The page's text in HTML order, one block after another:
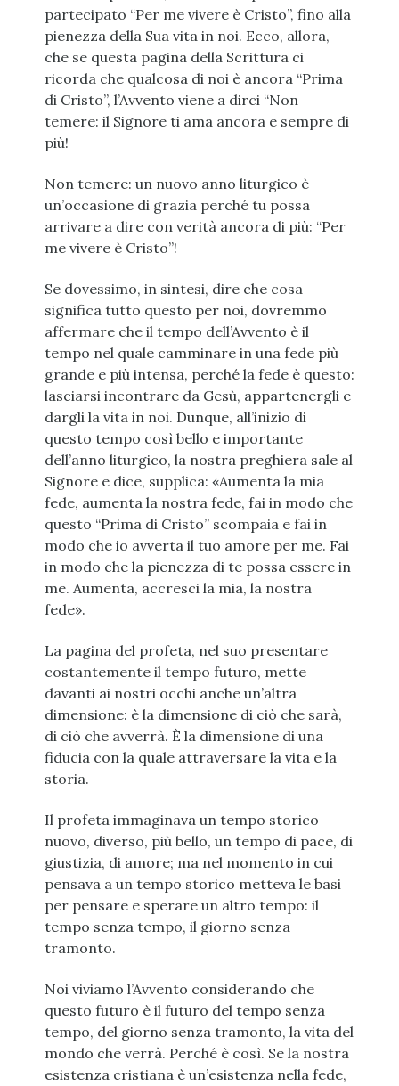
partecipato “Per me vivere è Cristo”, fino alla
pienezza della Sua vita in noi. Ecco, allora,
che se questa pagina della Scrittura ci
ricorda che qualcosa di noi è ancora “Prima
di Cristo”, l’Avvento viene a dirci “Non
temere: il Signore ti ama ancora e sempre di
più!
Non temere: un nuovo anno liturgico è
un’occasione di grazia perché tu possa
arrivare a dire con verità ancora di più: “Per
me vivere è Cristo”!
Se dovessimo, in sintesi, dire che cosa
significa tutto questo per noi, dovremmo
affermare che il tempo dell’Avvento è il
tempo nel quale camminare in una fede più
grande e più intensa, perché la fede è questo:
lasciarsi incontrare da Gesù, appartenergli e
dargli la vita in noi. Dunque, all’inizio di
questo tempo così bello e importante
dell’anno liturgico, la nostra preghiera sale al
Signore e dice, supplica: «Aumenta la mia
fede, aumenta la nostra fede, fai in modo che
questo “Prima di Cristo” scompaia e fai in
modo che io avverta il tuo amore per me. Fai
in modo che la pienezza di te possa essere in
me. Aumenta, accresci la mia, la nostra
fede».
La pagina del profeta, nel suo presentare
costantemente il tempo futuro, mette
davanti ai nostri occhi anche un’altra
dimensione: è la dimensione di ciò che sarà,
di ciò che avverrà. È la dimensione di una
fiducia con la quale attraversare la vita e la
storia.
Il profeta immaginava un tempo storico
nuovo, diverso, più bello, un tempo di pace, di
giustizia, di amore; ma nel momento in cui
pensava a un tempo storico metteva le basi
per pensare e sperare un altro tempo: il
tempo senza tempo, il giorno senza
tramonto.
Noi viviamo l’Avvento considerando che
questo futuro è il futuro del tempo senza
tempo, del giorno senza tramonto, la vita del
mondo che verrà. Perché è così. Se la nostra
esistenza cristiana è un’esistenza nella fede,